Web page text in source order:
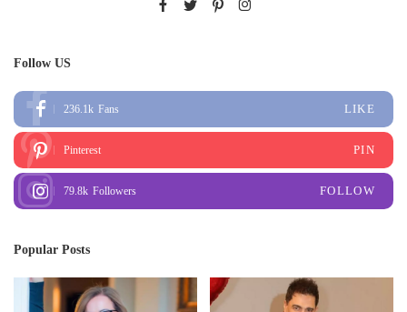
Follow US
236.1k Fans LIKE
Pinterest PIN
79.8k Followers FOLLOW
Popular Posts